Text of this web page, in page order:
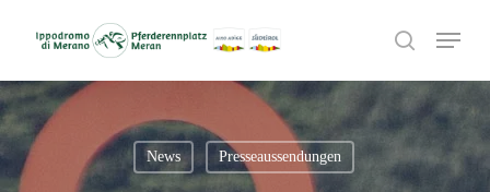
content
search
Menu
News Presseaussendungen